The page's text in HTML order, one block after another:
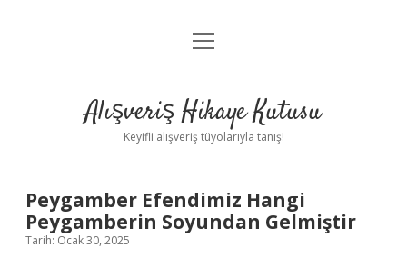
Anasayfa
Yasal Uyarı
menüyü
Alışveriş Hikaye Kutusu
Keyifli alışveriş tüyolarıyla tanış!
Peygamber Efendimiz Hangi
Peygamberin Soyundan Gelmiştir
Tarih: Ocak 30, 2025